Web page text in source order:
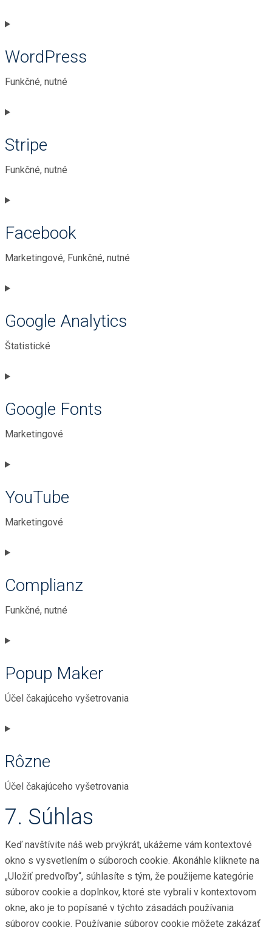
Consent
service
WordPress
Funkčné, nutné
Consent
service
Stripe
Funkčné, nutné
Consent
service
Facebook
Marketingové, Funkčné, nutné
Consent
service
Google Analytics
Štatistické
Consent
service
analytics
Google Fonts
Marketingové
Consent
service
fonts
YouTube
Marketingové
Consent
service
Complianz
Funkčné, nutné
Consent
service
Popup Maker
Účel čakajúceho vyšetrovania
Consent
service
maker
Rôzne
Účel čakajúceho vyšetrovania
Consent
service
rôzne
7. Súhlas
Keď navštívite náš web prvýkrát, ukážeme vám kontextové
okno s vysvetlením o súboroch cookie. Akonáhle kliknete na
„Uložiť predvoľby“, súhlasíte s tým, že použijeme kategórie
súborov cookie a doplnkov, ktoré ste vybrali v kontextovom
okne, ako je to popísané v týchto zásadách používania
súborov cookie. Používanie súborov cookie môžete zakázať